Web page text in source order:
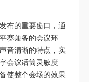
布的重要窗口，通
赛兼备的会议环
音清晰的特点，实
会议话筒灵敏度
使整个会场的效果